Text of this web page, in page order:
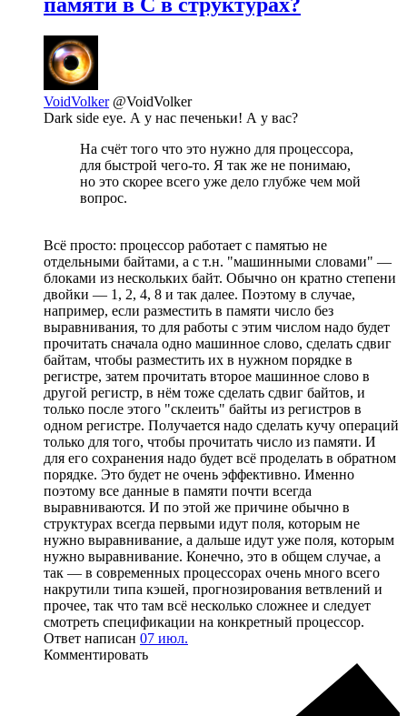
VoidVolker @VoidVolker
Dark side eye. А у нас печеньки! А у вас?
На счёт того что это нужно для процессора,
для быстрой чего-то. Я так же не понимаю,
но это скорее всего уже дело глубже чем мой
вопрос.
Всё просто: процессор работает с памятью не
отдельными байтами, а с т.н. "машинными словами" —
блоками из нескольких байт. Обычно он кратно степени
двойки — 1, 2, 4, 8 и так далее. Поэтому в случае,
например, если разместить в памяти число без
выравнивания, то для работы с этим числом надо будет
прочитать сначала одно машинное слово, сделать сдвиг
байтам, чтобы разместить их в нужном порядке в
регистре, затем прочитать второе машинное слово в
другой регистр, в нём тоже сделать сдвиг байтов, и
только после этого "склеить" байты из регистров в
одном регистре. Получается надо сделать кучу операций
только для того, чтобы прочитать число из памяти. И
для его сохранения надо будет всё проделать в обратном
порядке. Это будет не очень эффективно. Именно
поэтому все данные в памяти почти всегда
выравниваются. И по этой же причине обычно в
структурах всегда первыми идут поля, которым не
нужно выравнивание, а дальше идут уже поля, которым
нужно выравнивание. Конечно, это в общем случае, а
так — в современных процессорах очень много всего
накрутили типа кэшей, прогнозирования ветвлений и
прочее, так что там всё несколько сложнее и следует
смотреть спецификации на конкретный процессор.
Ответ написан 07 июл.
Комментировать